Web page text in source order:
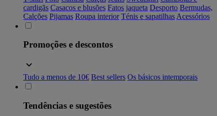
cardigãs Casacos e blusões Fatos jaqueta Desporto Bermudas,
Calções Pijamas Roupa interior Ténis e sapatilhas Acessórios
Promoções e descontos
Tudo a menos de 10€ Best sellers Os básicos intemporais
Tendências e sugestões